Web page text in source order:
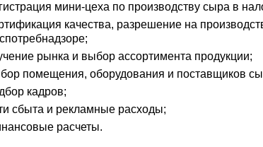
мини-цеха по производству сыра в
качества, разрешение на
рынка и выбор ассортимента продукции;
помещения, оборудования и поставщиков
кадров;
сбыта и рекламные расходы;
расчеты.